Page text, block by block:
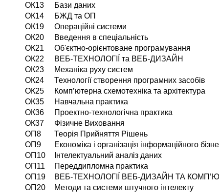
ОК13
Бази даних
ОК14
БЖД та ОП
ОК19
Операційні системи
ОК20
Введення в спеціальність
ОК21
Об'єктно-орієнтоване програмування
ОК22
ВЕБ-ТЕХНОЛОГІЇ та ВЕБ-ДИЗАЙН
ОК23
Механіка руху систем
ОК24
Технології створення програмних засобів
ОК25
Комп’ютерна схемотехніка та архітектура
ОК35
Навчальна практика
ОК36
Проектно-технологічна практика
ОК37
Фізичне Виховання
ОП8
Теорія Прийняття Рішень
ОП9
Економіка і організація інформаційного
ОП10
Інтелектуальний аналіз даних
ОП11
Переддипломна практика
ОП19
ВЕБ-ТЕХНОЛОГІЇ ВЕБ-ДИЗАЙН ТА
ОП20
Методи та системи штучного інтелекту